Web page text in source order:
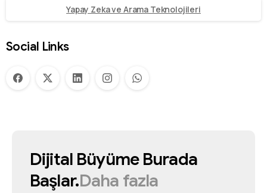
Yapay Zeka ve Arama Teknolojileri
Social Links
Dijital BüyümeBurada
Başlar.Daha fazla